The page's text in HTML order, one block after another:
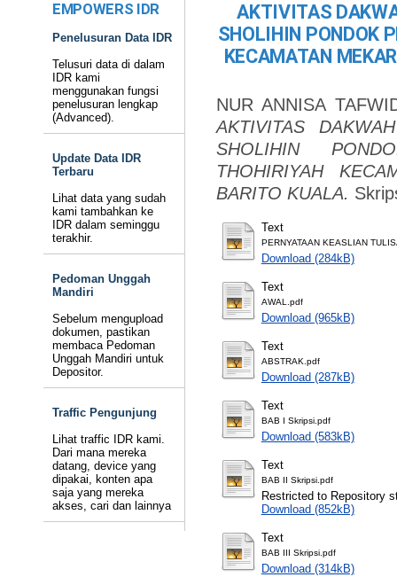
EMPOWERS IDR
Penelusuran Data IDR
Telusuri data di dalam
IDR kami
menggunakan fungsi
penelusuran lengkap
(Advanced).
Update Data IDR
Terbaru
Lihat data yang sudah
kami tambahkan ke
IDR dalam seminggu
terakhir.
Pedoman Unggah
Mandiri
Sebelum mengupload
dokumen, pastikan
membaca Pedoman
Unggah Mandiri untuk
Depositor.
Traffic Pengunjung
Lihat traffic IDR kami.
Dari mana mereka
datang, device yang
dipakai, konten apa
saja yang mereka
akses, cari dan lainnya
AKTIVITAS
SHOLIHIN PONDOK
KECAMATAN
NUR ANNISA
AKTIVITAS
SHOLIHIN
THOHIRIYAH
BARITO KUALA.
Text
PERNYATAAN KEASLIAN
Download (284kB)
Text
AWAL.pdf
Download (965kB)
Text
ABSTRAK.pdf
Download (287kB)
Text
BAB I Skripsi.pdf
Download (583kB)
Text
BAB II Skripsi.pdf
Restricted to Repository
Download (852kB)
Text
BAB III Skripsi.pdf
Download (314kB)